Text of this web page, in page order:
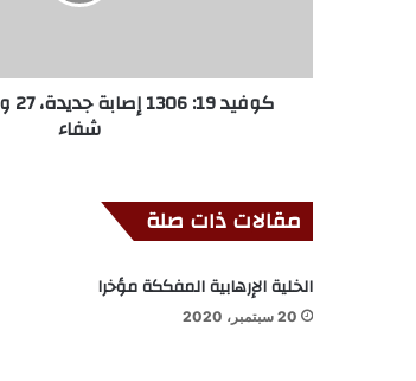
شفاء
مقالات ذات صلة
الخلية الإرهابية المفككة مؤخرا
20 سبتمبر، 2020